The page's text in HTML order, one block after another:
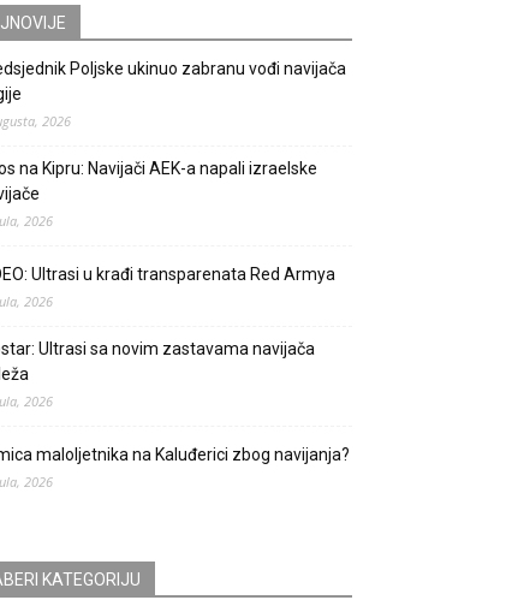
Poljske ukinuo zabranu vođi navijača
2026
na Kipru: Navijači AEK-a napali izraelske
2026
Ultrasi u krađi transparenata Red Armya
2026
Ultrasi sa novim zastavama navijača
2026
maloljetnika na Kaluđerici zbog navijanja?
2026
KATEGORIJU